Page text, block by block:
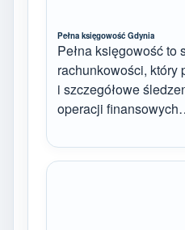
Pełna księgowość Gdynia
Pełna księgowość to
rachunkowości, który
i szczegółowe
operacji